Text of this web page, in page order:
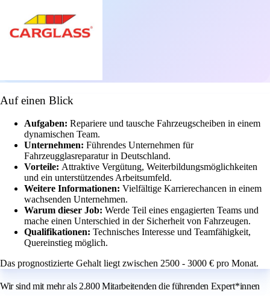
Auf einen Blick
Aufgaben: Repariere und tausche Fahrzeugscheiben in einem
dynamischen Team.
Unternehmen: Führendes Unternehmen für
Fahrzeugglasreparatur in Deutschland.
Vorteile: Attraktive Vergütung, Weiterbildungsmöglichkeiten
und ein unterstützendes Arbeitsumfeld.
Weitere Informationen: Vielfältige Karrierechancen in einem
wachsenden Unternehmen.
Warum dieser Job: Werde Teil eines engagierten Teams und
mache einen Unterschied in der Sicherheit von Fahrzeugen.
Qualifikationen: Technisches Interesse und Teamfähigkeit,
Quereinstieg möglich.
Das prognostizierte Gehalt liegt zwischen 2500 - 3000 € pro Monat.
Wir sind mit mehr als 2.800 Mitarbeitenden die führenden Expert*innen